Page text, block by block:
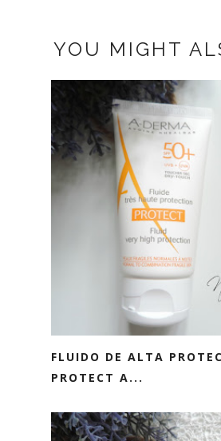
YOU MIGHT
FLUIDO DE ALTA
PROTECT A...